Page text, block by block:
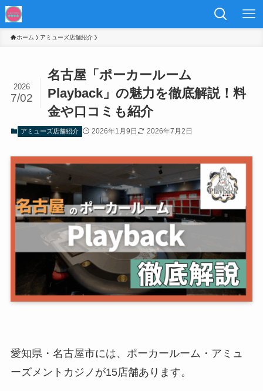
ホーム アミューズ店舗紹介
名古屋「ポーカールーム
Playback」の魅力を徹底解説！料
金や口コミも紹介
2026
7/02
アミューズ店舗紹介 2026年1月9日 2026年7月2日
愛知県・名古屋市には、ポーカールーム・アミュ
ーズメントカジノが15店舗あります。